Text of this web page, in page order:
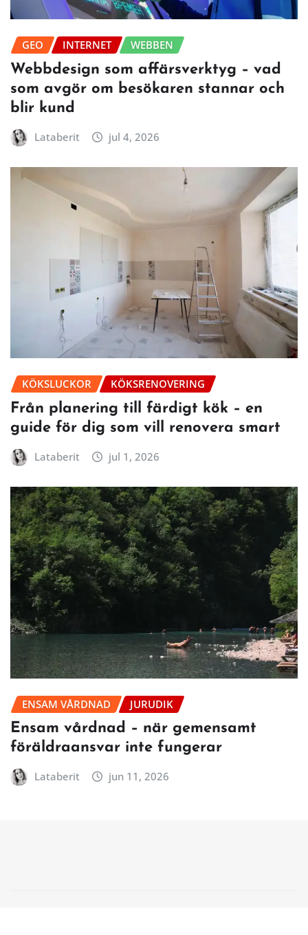
GEO INTERNET WEBBEN
Webbdesign som affärsverktyg – vad
som avgör om besökaren stannar och
blir kund
Lataberit jul 4, 2026
KÖKSLUCKOR KÖKSRENOVERING
Från planering till färdigt kök – en
guide för dig som vill renovera smart
Lataberit jul 1, 2026
ENSAM VÅRDNAD JURUDIK
Ensam vårdnad – när gemensamt
föräldraansvar inte fungerar
Lataberit jun 11, 2026